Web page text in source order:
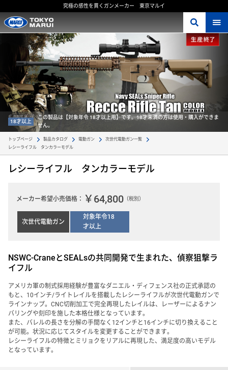
究極の感性を貫くガンメーカー 東京マルイ
18才以上
この製品は【対象年令 18才以上用】です。18才未満の方は使用・購入ができま
せん。
トップページ 製品カタログ 電動ガン
次世代電動ガン一覧
レシーライフル　タンカラーモデル
レシーライフル タンカラーモデル
メーカー希望小売価格： ￥64,800 （税別）
次世代電動ガン
対象年令18
才以上
NSWC-CraneとSEALsの共同開発で生まれた、偵察狙撃ラ
イフル
アメリカ軍の制式採用経験が豊富なダニエル・ディフェンス社の正式承認の
もと、10インチ/ライトレイルを搭載したレシーライフルが次世代電動ガンで
ラインナップ。CNC切削加工で完全再現したレイルは、レーザーによるナン
バリングや刻印を施した本格仕様となっています。
また、バレルの長さを分解の手間なく12インチと16インチに切り換えること
が可能。状況に応じてスタイルを変更することができます。
レシーライフルの特徴とミリョクをリアルに再現した、満足度の高いモデル
となっています。